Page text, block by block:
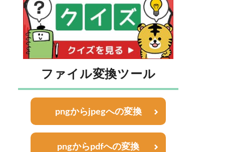
ファイル変換ツール
pngからjpegへの変換
pngからpdfへの変換